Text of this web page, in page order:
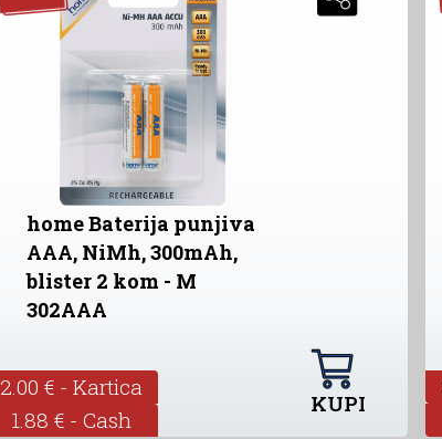
home Baterija punjiva
AAA, NiMh, 300mAh,
blister 2 kom - M
302AAA
2.00 € - Kartica
1.88 € - Cash
KUPI